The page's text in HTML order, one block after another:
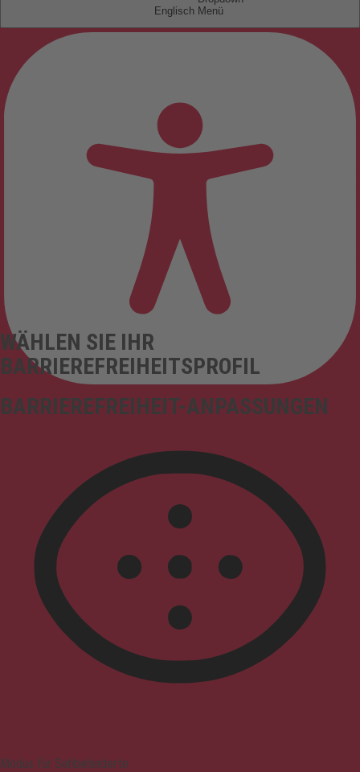
Englisch
BARRIEREFREIHEIT-ANPASSUNGEN
WÄHLEN SIE IHR
BARRIEREFREIHEITSPROFIL
Modus für Sehbehinderte